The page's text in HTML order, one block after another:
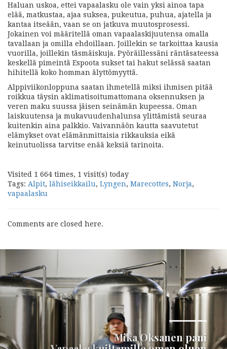
Haluan uskoa, ettei vapaalasku ole vain yksi ainoa tapa
elää, matkustaa, ajaa suksea, pukeutua, puhua, ajatella ja
kantaa itseään, vaan se on jatkuva muutosprosessi.
Jokainen voi määritellä oman vapaalaskijuutensa omalla
tavallaan ja omilla ehdoillaan. Joillekin se tarkoittaa kausia
vuorilla, joillekin täsmäiskuja. Pyöräillessäni räntäsateessa
keskellä pimeintä Espoota sukset tai hakut selässä saatan
hihitellä koko homman älyttömyyttä.
Alppiviikonloppuna saatan ihmetellä miksi ihmisen pitää
roikkua täysin aklimatisoitumattomana oksennuksen ja
veren maku suussa jäisen seinämän kupeessa. Oman
laiskuutensa ja mukavuudenhalunsa ylittämistä seuraa
kuitenkin aina palkkio. Vaivannäön kautta saavutetut
elämykset ovat elämänmittaisia rikkauksia eikä
keinutuolissa tarvitse enää keksiä tarinoita.
Visited 1 664 times, 1 visit(s) today
Tags: Alpit, lähiseikkailu, Lyngen, Marecottes, Norja,
vapaalasku
Comments are closed here.
Mika Oksanen pani